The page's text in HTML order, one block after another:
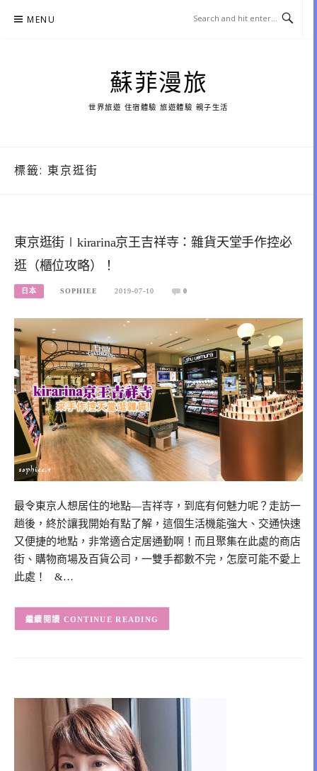
MENU
蘇菲漫旅
世界旅遊 住宿體驗 旅遊體驗 親子生活
標籤: 東京逛街
東京逛街∣kirarina京王吉祥寺：雜貨天堂手作控必
逛（櫃位攻略）！
日本 SOPHIEE 2019-07-10 0
最令東京人想居住的地點—吉祥寺，到底有何魅力呢？走訪一
趟後，終於讓我開始有點了解，這個生活機能強大、交通快速
又便捷的地點，非常適合定居通勤啊！而且聚集在此處的商店
街、購物商場及百貨公司，一雙手都數不完，怎麼可能不愛上
此處！ &…
CONTINUE READING